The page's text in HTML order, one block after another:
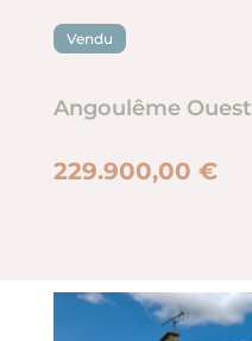
Vendu
Angoulême Ouest
229.900,00 €